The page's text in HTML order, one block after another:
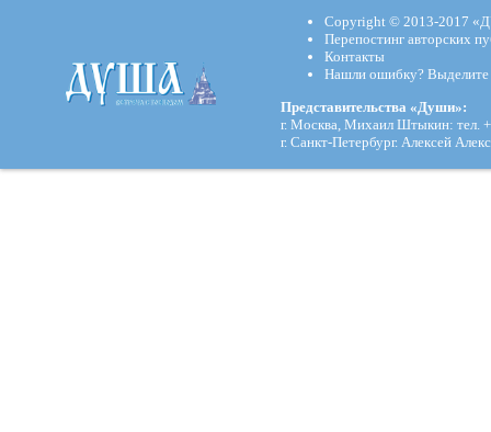
Copyright © 2013-2017
Перепостинг авторских
Контакты
Нашли ошибку?
Представительства «Души»:
г. Москва, Михаил Штыкин: тел.
г. Санкт-Петербург. Алексей